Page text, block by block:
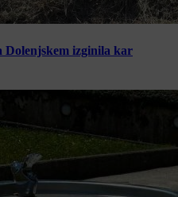
Dolenjskem izginila kar